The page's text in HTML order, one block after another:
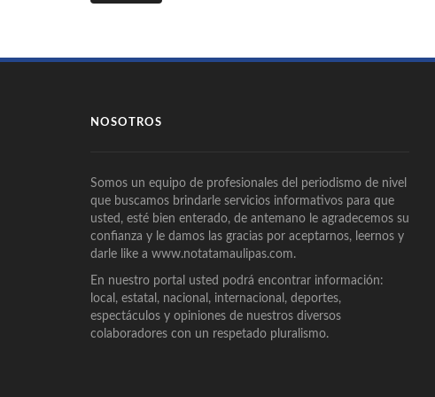
NOSOTROS
Somos un equipo de profesionales del periodismo de nivel
que buscamos brindarle servicios informativos para que
usted, esté bien enterado, de antemano le agradecemos su
confianza y le damos las gracias por aceptarnos, leernos y
darle like a www.notatamaulipas.com.
En nuestro portal usted podrá encontrar información:
local, estatal, nacional, internacional, deportes,
espectáculos y opiniones de nuestros diversos
colaboradores con un respetado pluralismo.